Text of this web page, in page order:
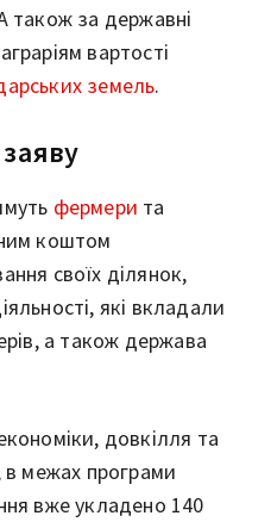
також за державні
вартості
земель.
фермери та
коштом
своїх ділянок,
які вкладали
а також держава
довкілля та
в межах програми
вже укладено 140